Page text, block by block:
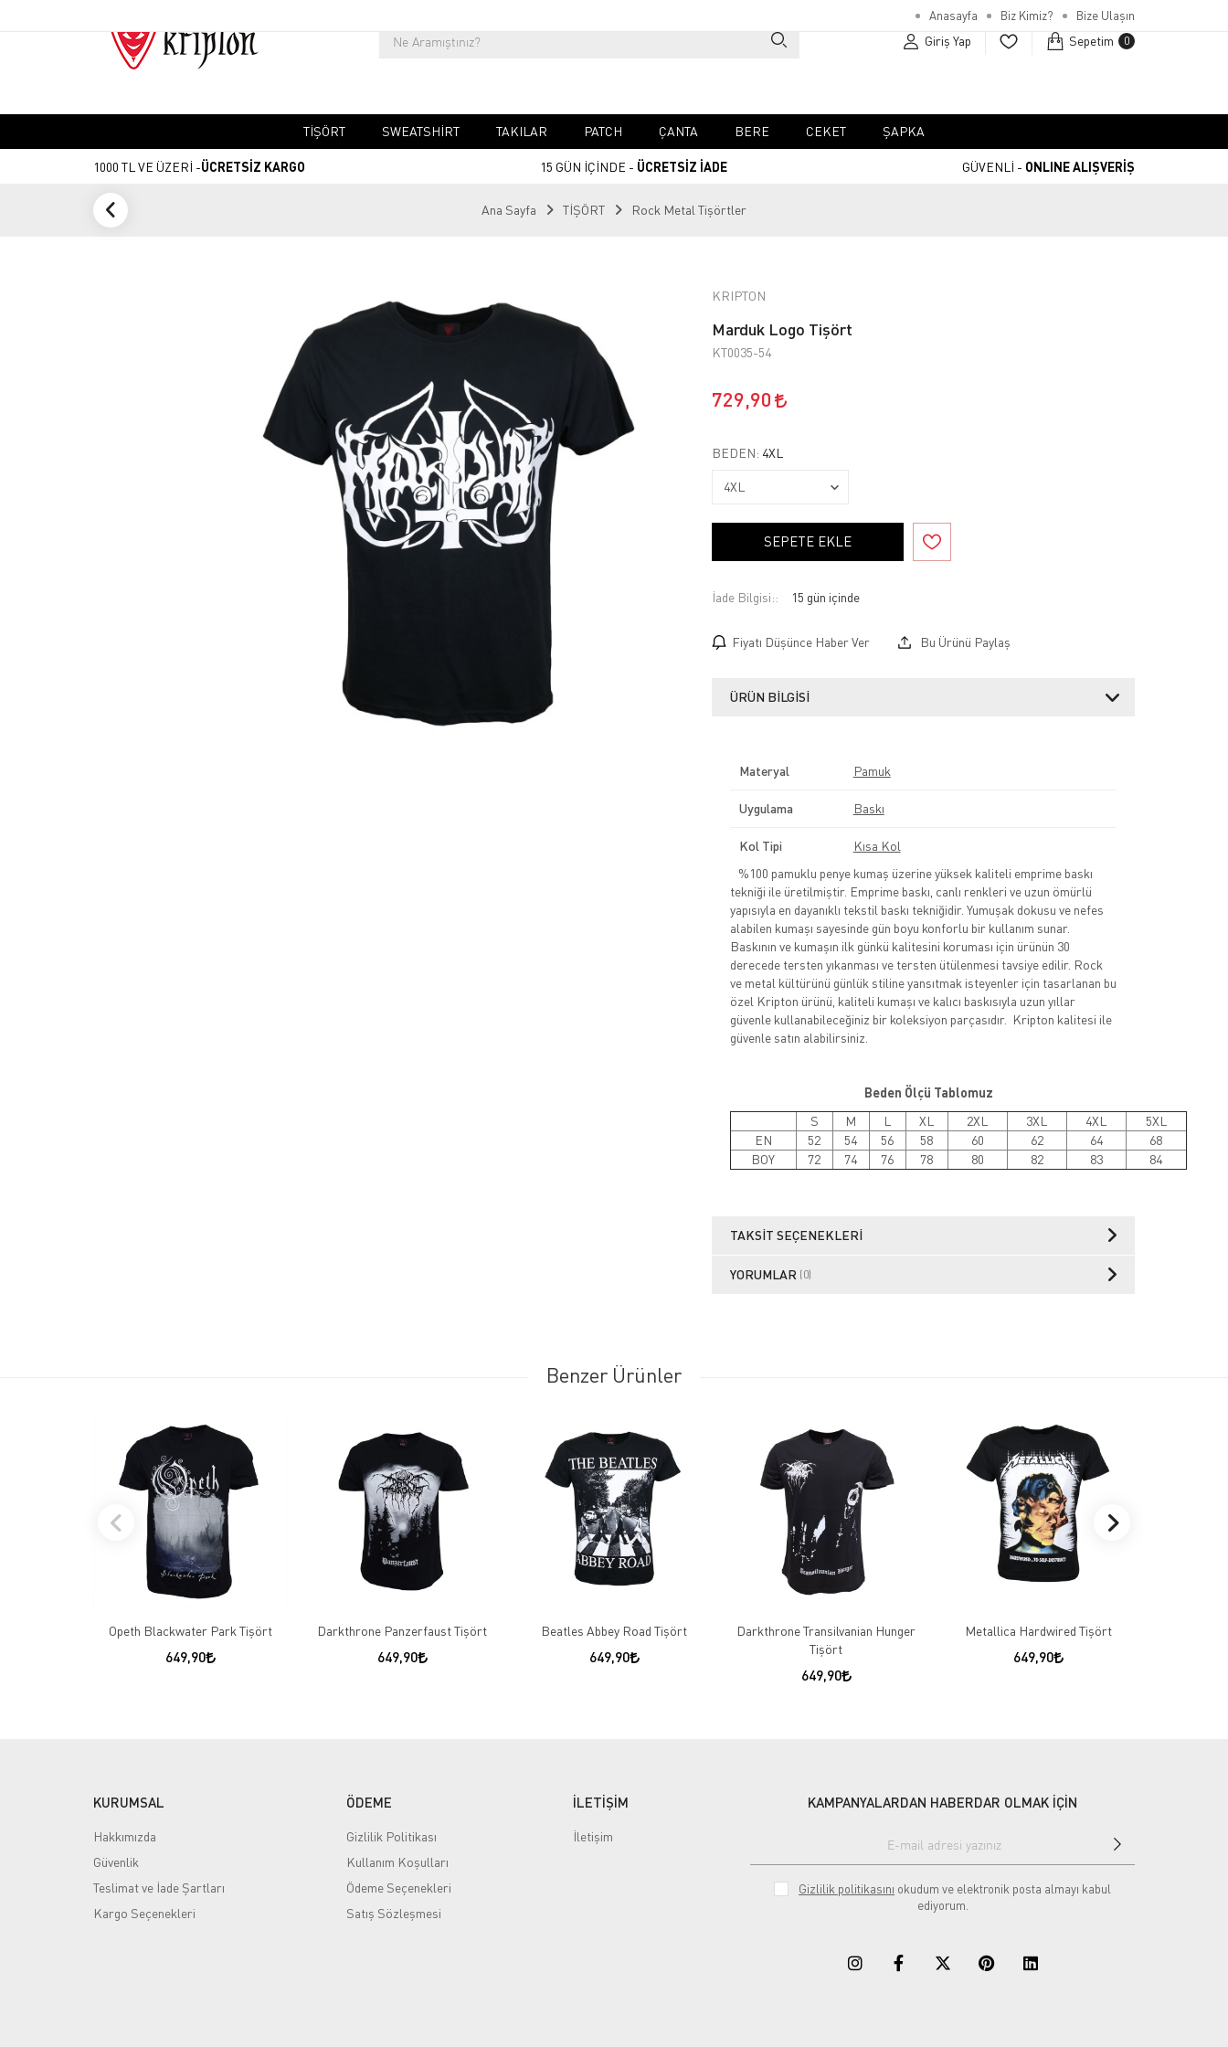
Anasayfa Biz Kimiz? Bize Ulaşın
Giriş Yap Sepetim 0
TIŞÖRT SWEATSHIRT TAKILAR PATCH ÇANTA BERE CEKET ŞAPKA
1000 TL VE ÜZERİ -ÜCRETSİZ KARGO 15 GÜN İÇİNDE - ÜCRETSİZ İADE GÜVENLİ - ONLINE ALIŞVERİŞ
Ana Sayfa TİŞÖRT Rock Metal Tişörtler
KRIPTON
Marduk Logo Tişört
KT0035-54
729,90
BEDEN: 4XL
SEPETE EKLE
İade Bilgisi:
Fiyatı Düşünce Haber Ver Bu Ürünü Paylaş
ÜRÜN BILGISI
Materyal Pamuk
Uygulama Baskı
Kol Tipi
Kısa Kol
%100 pamuklu penye kumaş üzerine yüksek kaliteli emprime baskı
tekniği ile üretilmiştir. Emprime baskı, canlı renkleri ve uzun ömürlü
yapısıyla en dayanıklı tekstil baskı tekniğidir. Yumuşak dokusu ve nefes
alabilen kumaşı sayesinde gün boyu konforlu bir kullanım sunar.
Baskının ve kumaşın ilk günkü kalitesini koruması için ürünün 30
derecede tersten yıkanması ve tersten ütülenmesi tavsiye edilir. Rock
ve metal kültürünü günlük stiline yansıtmak isteyenler için tasarlanan bu
özel Kripton ürünü, kaliteli kumaşı ve kalıcı baskısıyla uzun yıllar
güvenle kullanabileceğiniz bir koleksiyon parçasıdır. Kripton kalitesi ile
güvenle satın alabilirsiniz.
Beden Ölçü Tablomuz
S
M L XL 2XL 3XL 4XL
5XL
EN
52 54 56 58 60 62 64
68
BOY
72 74 76 78 80 82 83 84
TAKSIT SEÇENEKLERI
YORUMLAR (0)
Benzer Ürünler
Opeth Blackwater Park Tişört
649,90
Darkthrone Panzerfaust Tişört
649,90
Beatles Abbey Road Tişört
649,90
Darkthrone Transilvanian Hunger
Tişört
649,90
Metallica Hardwired Tişört
649,90
KURUMSAL
Hakkımızda
Güvenlik
Teslimat ve İade Şartları
Kargo Seçenekleri
ÖDEME
Gizlilik Politikası
Kullanım Koşulları
Ödeme Seçenekleri
Satış Sözleşmesi
İLETİŞİM
İletişim
KAMPANYALARDAN HABERDAR OLMAK İÇİN
Gizlilik politikasını okudum ve elektronik posta almayı kabul
ediyorum.